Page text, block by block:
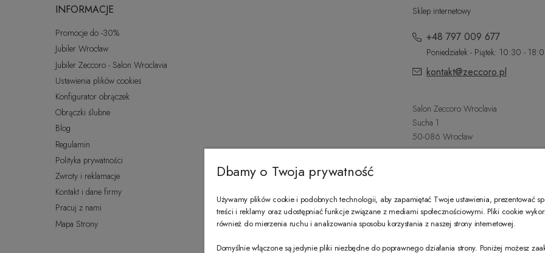
INFORMACJE
Promocje do -30%
Jubiler Wrocław
Jubiler Zeccoro - Salon Wroclavia
Ustawienia plików cookies
Konfigurator obrączek
Obrączki ślubne
Blog
Regulamin
Polityka prywatności
Zwroty i reklamacje
Kontakt i dane firmy
Pracuj z nami
Mapa Strony
Sklep internetowy
+48 797 009 677
Poniedziałek - Piątek: 10:30 -
kontakt@zeccoro.pl
Salon Zeccoro Wroclavia
Sucha 1
50-086 Wrocław
wroclavia@zeccoro.pl
Dbamy o Twoja prywatność
Używamy plików cookie i podobnych technologii, aby zapamiętać Twoje ustawienia, prezentować
treści i reklamy oraz udostępniać funkcje związane z mediami społecznościowymi. Pliki cookie
również do mierzenia ruchu i analizowania sposobu korzystania z naszej strony internetowej.
Domyślnie włączone są jedynie pliki niezbędne do poprawnego działania strony. Poniżej możesz